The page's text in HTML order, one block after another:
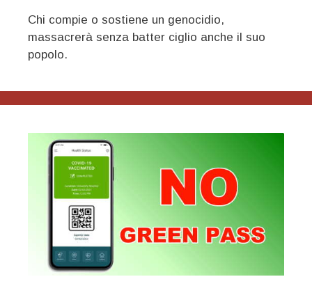
Chi compie o sostiene un genocidio,
massacrerà senza batter ciglio anche il suo
popolo.